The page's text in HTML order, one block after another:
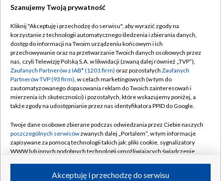
TVP
Abonament TVP
Emisja w TVP
Centrum informacji TVP
Naziemna Telewizja Cyfrowa
Rada Programowa
System NOS
Informacje o nadawcy
Regulamin TVP
Polityka prywatności
Moje zgody
Pomoc
Kontakt
Kanały
Szanujemy Twoją prywatność
Kliknij "Akceptuję i przechodzę do serwisu", aby wyrazić zgody na
korzystanie z technologii automatycznego śledzenia i zbierania danych,
dostęp do informacji na Twoim urządzeniu końcowym i ich
przechowywanie oraz na przetwarzanie Twoich danych osobowych przez
nas, czyli Telewizję Polską S.A. w likwidacji (zwaną dalej również „TVP”),
Zaufanych Partnerów z IAB* (1201 firm) oraz pozostałych Zaufanych
Partnerów TVP (93 firm), w celach marketingowych (w tym do
zautomatyzowanego dopasowania reklam do Twoich zainteresowań i
mierzenia ich skuteczności) i pozostałych, które wskazujemy poniżej, a
także zgody na udostępnianie przez nas identyfikatora PPID do Google.
Twoje dane osobowe zbierane podczas odwiedzania przez Ciebie naszych
poszczególnych serwisówzwanych dalej „Portalem”, w tym informacje
zapisywane za pomocą technologii takich jak: pliki cookie, sygnalizatory
WWW lub innych podobnych technologii umożliwiających świadczenie
ruchu w Internecie.Akceptuję i przechodzę do serwisu